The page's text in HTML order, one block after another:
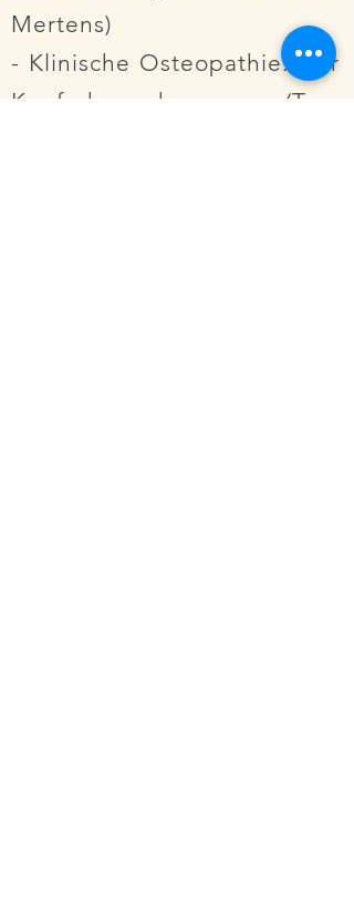
Mertens)
- Klinische Osteopathie: Der
Kopfschmerzkurs (Tom